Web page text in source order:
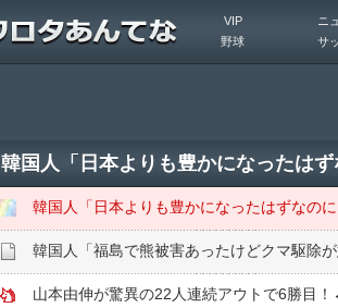
VIP ニ
野球
サ
韓国人「日本よりも豊かになったは
韓国人「日本よりも豊かになったはずなの
韓国人「福島で熊被害あったけどクマ駆除
山本由伸が驚異の22人連続アウトで6勝目